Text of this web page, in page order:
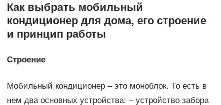
Как выбрать мобильный
кондиционер для дома, его строение
и принцип работы
Строение
Мобильный кондиционер – это моноблок. То есть в
нем два основных устройства: – устройство забора